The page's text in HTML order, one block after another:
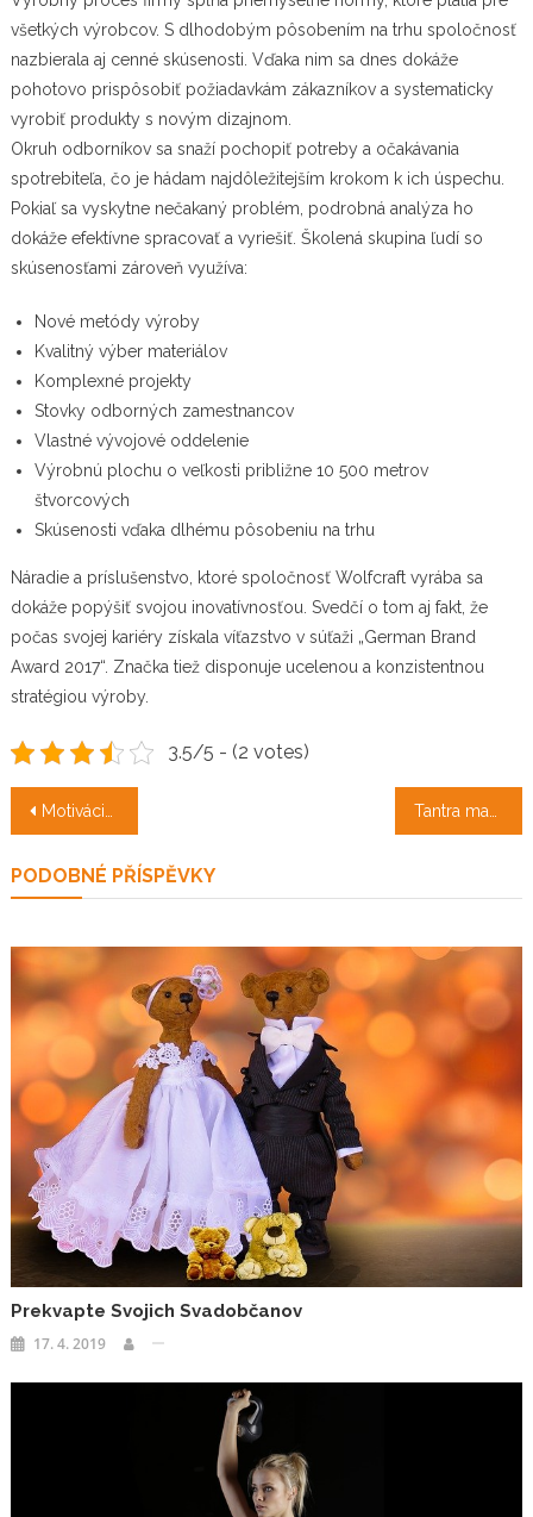
všetkých výrobcov. S dlhodobým pôsobením na trhu spoločnosť
nazbierala aj cenné skúsenosti. Vďaka nim sa dnes dokáže
pohotovo prispôsobiť požiadavkám zákazníkov a systematicky
vyrobiť produkty s novým dizajnom.
Okruh odborníkov sa snaží pochopiť potreby a očakávania
spotrebiteľa, čo je hádam najdôležitejším krokom k ich úspechu.
Pokiaľ sa vyskytne nečakaný problém, podrobná analýza ho
dokáže efektívne spracovať a vyriešiť. Školená skupina ľudí so
skúsenosťami zároveň využíva:
Nové metódy výroby
Kvalitný výber materiálov
Komplexné projekty
Stovky odborných zamestnancov
Vlastné vývojové oddelenie
Výrobnú plochu o veľkosti približne 10 500 metrov
štvorcových
Skúsenosti vďaka dlhému pôsobeniu na trhu
Náradie a príslušenstvo, ktoré spoločnosť Wolfcraft vyrába sa
dokáže popýšiť svojou inovatívnosťou. Svedčí o tom aj fakt, že
počas svojej kariéry získala víťazstvo v súťaži „German Brand
Award 2017“. Značka tiež disponuje ucelenou a konzistentnou
stratégiou výroby.
3.5/5 - (2 votes)
Navigace
příspěvek
Motivácia personálnych zdrojov v podniku
PODOBNÉ PŘÍSPĚVKY
Prekvapte Svojich Svadobčanov
17. 4. 2019